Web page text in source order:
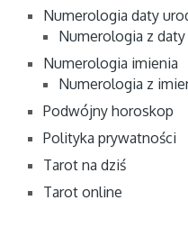
Numerologia daty
Numerologia z
Numerologia imienia
Numerologia z
Podwójny horoskop
Polityka prywatności
Tarot na dziś
Tarot online